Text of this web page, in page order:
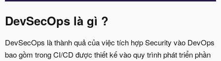
DevSecOps là gì ?
DevSecOps là thành quả của việc tích hợp Security vào DevOps
bao gồm trong CI/CD được thiết kế vào quy trình phát triển phần